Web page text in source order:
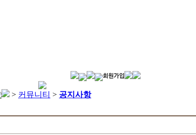
> 커뮤니티 > 공지사항